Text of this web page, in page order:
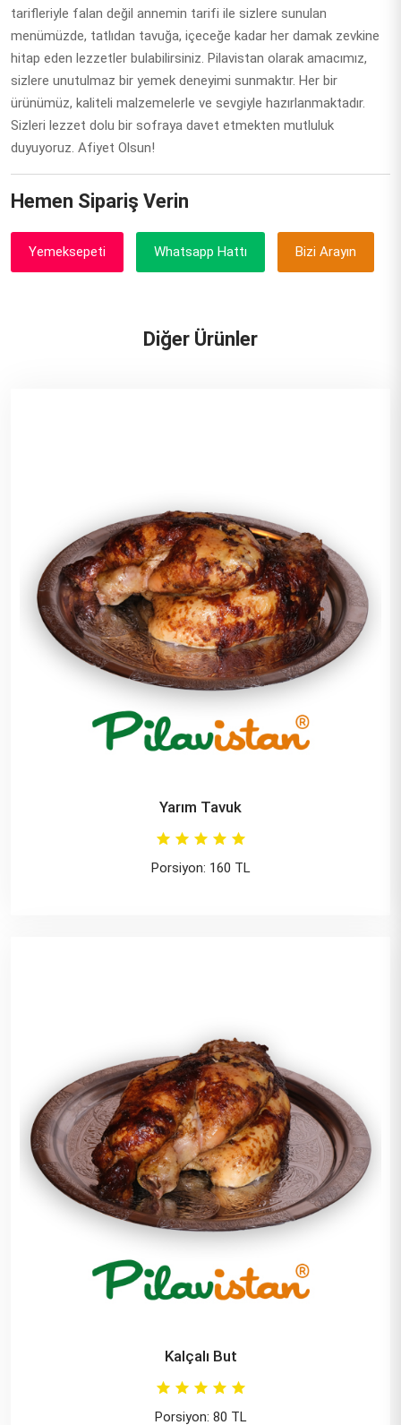
tarifleriyle falan değil annemin tarifi ile sizlere sunulan
menümüzde, tatlıdan tavuğa, içeceğe kadar her damak zevkine
hitap eden lezzetler bulabilirsiniz. Pilavistan olarak amacımız,
sizlere unutulmaz bir yemek deneyimi sunmaktır. Her bir
ürünümüz, kaliteli malzemelerle ve sevgiyle hazırlanmaktadır.
Sizleri lezzet dolu bir sofraya davet etmekten mutluluk
duyuyoruz. Afiyet Olsun!
Hemen Sipariş Verin
Yemeksepeti Whatsapp Hattı Bizi Arayın
Diğer Ürünler
Yarım Tavuk
Porsiyon: 160 TL
Kalçalı But
Porsiyon: 80 TL